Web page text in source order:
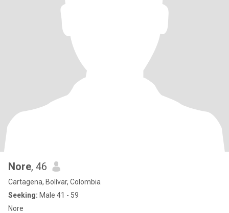
Nore, 46
Cartagena, Bolívar, Colombia
Seeking: Male 41 - 59
Nore